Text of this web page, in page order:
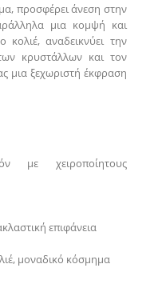
προσφέρει άνεση στην
μια κομψή και
κολιέ, αναδεικνύει την
κρυστάλλων και τον
μια ξεχωριστή έκφραση
με χειροποίητους
επιφάνεια
μοναδικό κόσμημα